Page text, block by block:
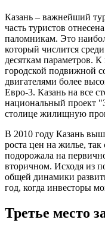
Казань – важнейший
часть туристов
паломникам. Это
который числится
десяткам параметров.
городской подвижной
двигателями более
Евро-3. Казань на все
национальный проект
столице жилищную
В 2010 году Казань
роста цен на жилье,
подорожала на
вторичном. Исходя из
общей динамики
год, когда инвесторы
Третье место